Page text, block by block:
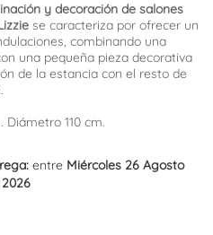
y decoración de salones
se caracteriza por ofrecer un
combinando una
una pequeña pieza decorativa
de la estancia con el resto de
Diámetro 110 cm.
entre Miércoles 26 Agosto